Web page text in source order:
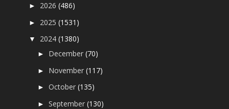
► 2026(486)
► 2025(1531)
▼ 2024(1380)
► December(70)
► November(117)
►October(135)
►September(130)